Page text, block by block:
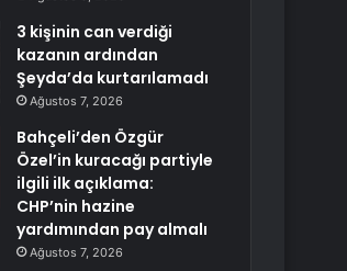
3 kişinin can verdiği
kazanın ardından
Şeyda’da kurtarılamadı
Ağustos 7, 2026
Bahçeli’den Özgür
Özel’in kuracağı partiyle
ilgili ilk açıklama:
CHP’nin hazine
yardımından pay almalı
Ağustos 7, 2026